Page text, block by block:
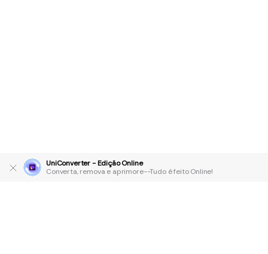
UniConverter - Edição Online
Converta, remova e aprimore--Tudo é feito Online!